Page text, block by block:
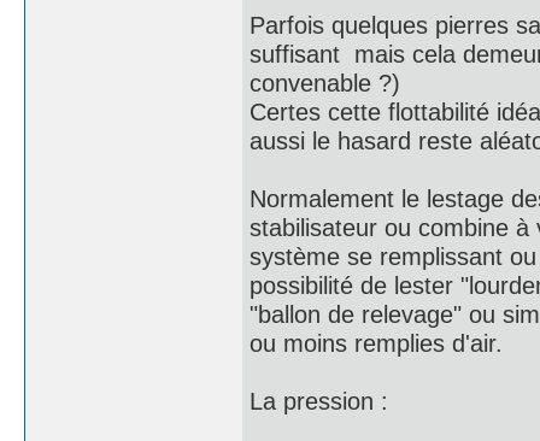
Parfois quelques pierres
suffisant mais cela
convenable ?)
Certes cette flottabilité
aussi le hasard reste
Normalement le lestage
stabilisateur ou combine
système se remplissant
possibilité de lester
"ballon de relevage" ou
ou moins remplies d'air.
La pression :